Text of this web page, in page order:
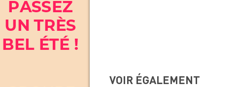
VOIR ÉGALEMENT